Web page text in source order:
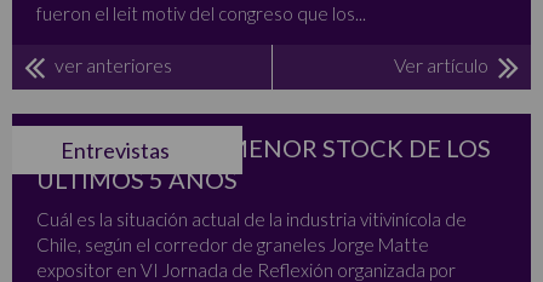
fueron el leit motiv del congreso que los...
ver anteriores Ver artículo
Entrevistas
VINO EN CHILE: MENOR STOCK DE LOS
ÚLTIMOS 5 AÑOS
Cuál es la situación actual de la industria vitivinícola de
Chile, según el corredor de graneles Jorge Matte
expositor en VI Jornada de Reflexión organizada por